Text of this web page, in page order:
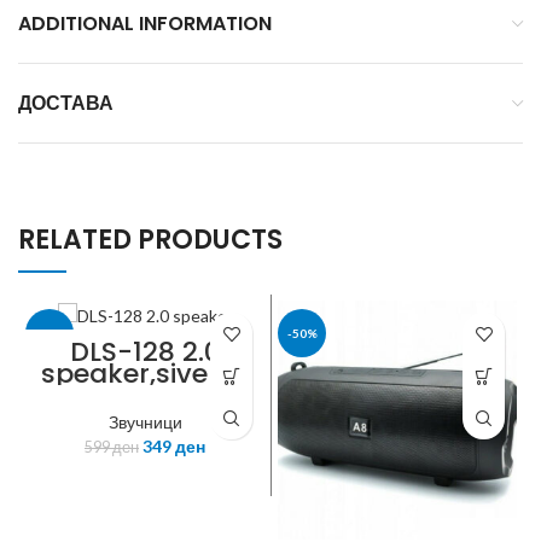
ADDITIONAL INFORMATION
ДОСТАВА
RELATED PRODUCTS
-42%
DELUX
DLS-128 2.0
speaker,siver/b
lack,euro cable,
color box
packing,Delux
logo
Звучници
599ден 349ден
-50%